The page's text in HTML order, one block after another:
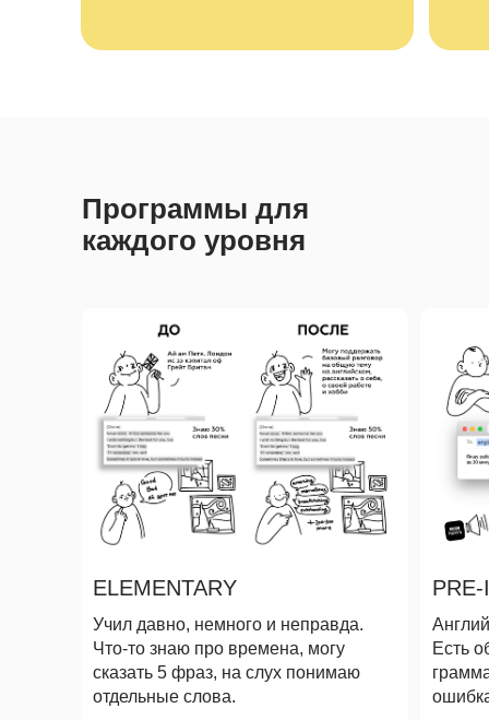
Программы для
каждого уровня
ELEMENTARY
Учил давно, немного и неправда.
Что-то знаю про времена, могу
сказать 5 фраз, на слух понимаю
отдельные слова.
Есть